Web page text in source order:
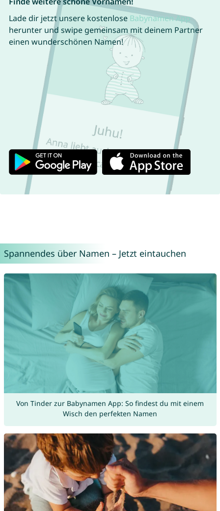
Lade dir jetzt unsere kostenlose Babynamen App
herunter und swipe gemeinsam mit deinem Partner
einen wunderschönen Namen!
Spannendes über Namen – Jetzt eintauchen
Von Tinder zur Babynamen App: So findest du mit einem
Wisch den perfekten Namen